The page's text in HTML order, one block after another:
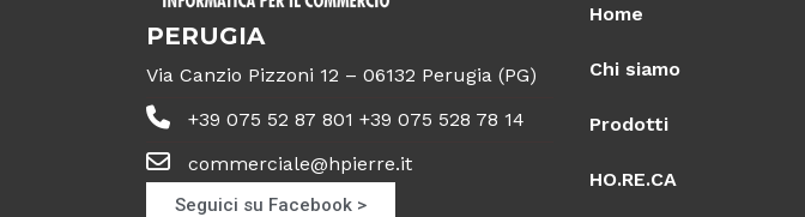
PERUGIA
Via Canzio Pizzoni 12 – 06132 Perugia (PG)
+39 075 52 87 801 +39 075 528 78 14
commerciale@hpierre.it
Seguici su Facebook >
Home
Chi siamo
Prodotti
HO.RE.CA